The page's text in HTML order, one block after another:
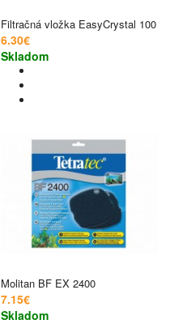
Filtračná vložka EasyCrystal 100
6.30€
Skladom
Molitan BF EX 2400
7.15€
Skladom